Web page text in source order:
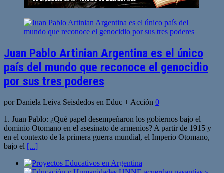
Juan Pablo Artinian Argentina es el único
país del mundo que reconoce el genocidio
por sus tres poderes
por Daniela Leiva Seisdedos en Educ + Acción 0
1. Juan Pablo: ¿Qué papel desempeñaron los gobiernos bajo el
dominio Otomano en el asesinato de armenios? A partir de 1915 y
en el contexto de la primera guerra mundial, el Imperio Otomano,
bajo el [...]